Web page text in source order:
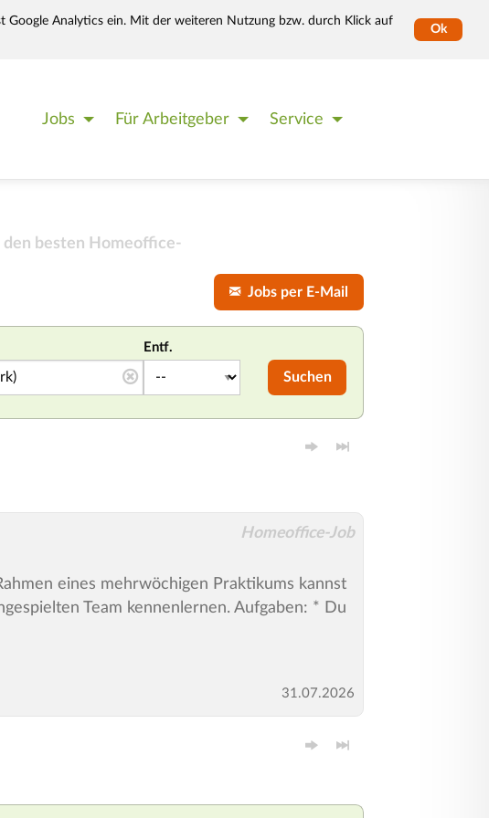
Analytics ein. Mit der weiteren Nutzung bzw. durch Klick auf
Ok
Jobs Für Arbeitgeber Service
den besten Homeoffice-
Jobs per E-Mail
Entf.
Suchen
Homeoffice-Job
eines mehrwöchigen Praktikums kannst
Team kennenlernen. Aufgaben: * Du
31.07.2026